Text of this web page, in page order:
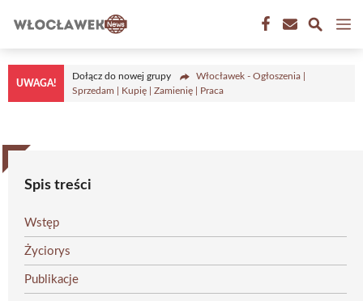
treści
UWAGA!
Dołącz do nowej grupy
Włocławek - Ogłoszenia |
Sprzedam | Kupię | Zamienię | Praca
Spis treści
Wstęp
Życiorys
Publikacje